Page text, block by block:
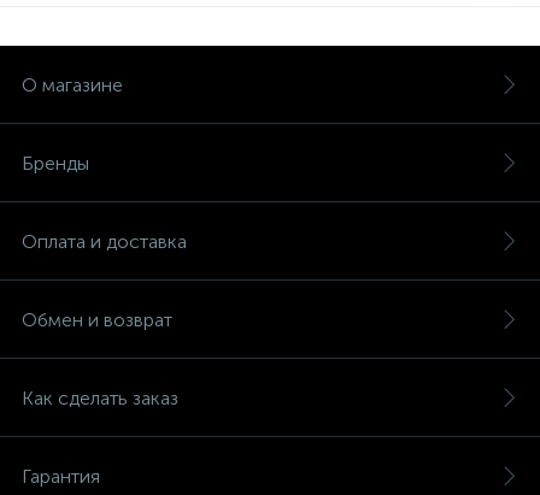
О магазине
Бренды
Оплата и доставка
Обмен и возврат
Как сделать заказ
Гарантия